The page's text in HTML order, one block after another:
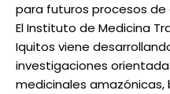
para futuros procesos de
El Instituto de Medicina
Iquitos viene
investigaciones
medicinales amazónicas,